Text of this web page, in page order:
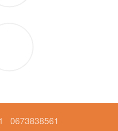
0673838561